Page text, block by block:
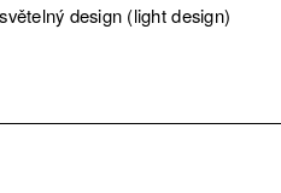
design (light design)